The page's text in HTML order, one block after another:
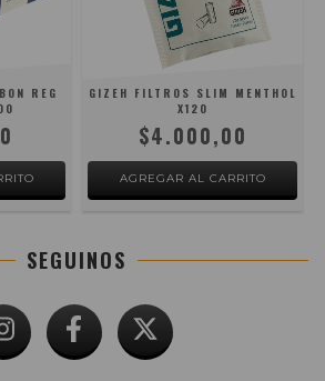
REG
GIZEH FILTROS SLIM MENTHOL
X120
$4.000,00
SEGUINOS